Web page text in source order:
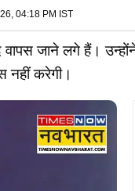
04:18 PM IST
जाने लगे हैं।
नहीं करेगी।